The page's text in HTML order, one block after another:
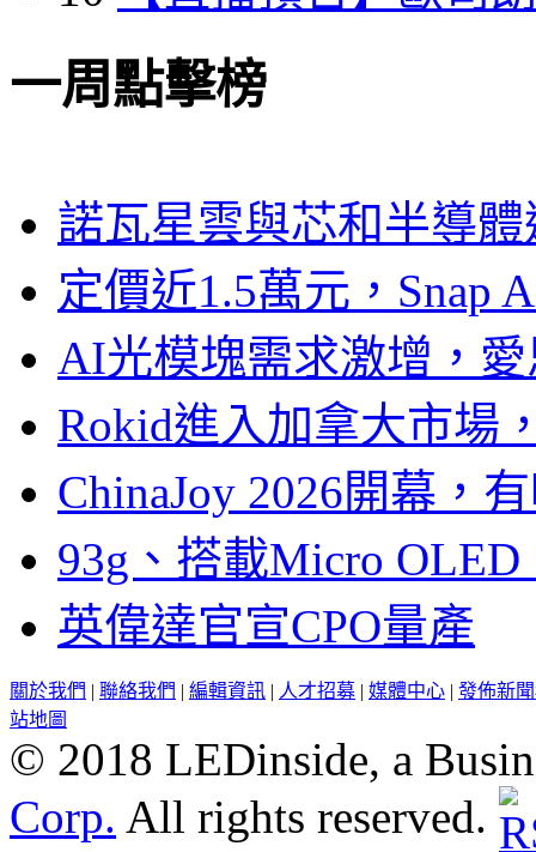
一周點擊榜
諾瓦星雲與芯和半導
定價近1.5萬元，Snap
AI光模塊需求激增，
Rokid進入加拿大市場
ChinaJoy 2026開幕，
93g、搭載Micro
英偉達官宣CPO量產
關於我們 | 聯絡我們 | 編輯資訊 | 人才招募 | 媒體中心 | 發佈新
站地圖
© 2018 LEDinside, a
Corp. All rights reserved.